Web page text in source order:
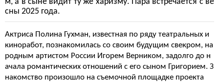
сны 2025 года.
Актриса Полина Гухман, известная по ряду театральных и
киноработ, познакомилась со своим будущим свекром, на
родным артистом России Игорем Верником, задолго до н
ачала романтических отношений с его сыном Григорием. З
накомство произошло на съемочной площадке проекта